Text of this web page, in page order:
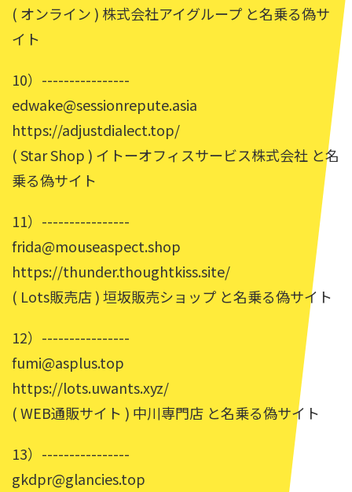
( オンライン ) 株式会社アイグループ と名乗る偽サ
イト
10）----------------
edwake@sessionrepute.asia
https://adjustdialect.top/
( Star Shop ) イトーオフィスサービス株式会社 と名
乗る偽サイト
11）----------------
frida@mouseaspect.shop
https://thunder.thoughtkiss.site/
( Lots販売店 ) 垣坂販売ショップ と名乗る偽サイト
12）----------------
fumi@asplus.top
https://lots.uwants.xyz/
( WEB通販サイト ) 中川専門店 と名乗る偽サイト
13）----------------
gkdpr@glancies.top